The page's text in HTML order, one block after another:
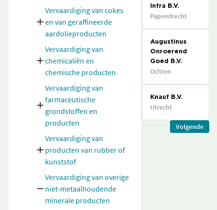
Vervaardiging van cokes
en van geraffineerde
aardolieproducten
Vervaardiging van
chemicaliën en
chemische producten
Vervaardiging van
farmaceutische
grondstoffen en
producten
Vervaardiging van
producten van rubber of
kunststof
Vervaardiging van overige
niet-metaalhoudende
minerale producten
Infra B.V.
Papendrecht
Augustinus
Onroerend
Goed B.V.
Ochten
Knauf B.V.
Utrecht
Volgende